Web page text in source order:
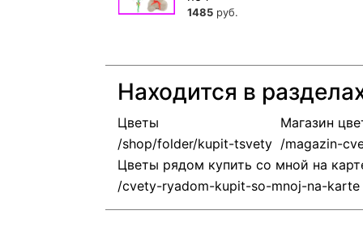
1485 руб.
Находится в
Цветы Магазин
Цветы рядом купить со мной на